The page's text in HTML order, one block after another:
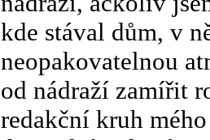
kde stával dům, v
neopakovatelnou
od nádraží zamířit
redakční kruh